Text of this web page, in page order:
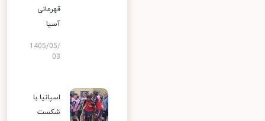
قهرمانی
آسیا
1405/05/
03
اسپانیا با
شکست